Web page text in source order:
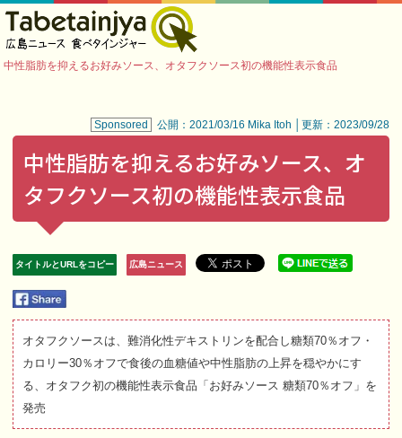
中性脂肪を抑えるお好みソース、オタフクソース初の機能性表示食品
Sponsored 公開：2021/03/16 Mika Itoh │更新：2023/09/28
中性脂肪を抑えるお好みソース、オ
タフクソース初の機能性表示食品
タイトルとURLをコピー 広島ニュース
オタフクソースは、難消化性デキストリンを配合し糖類70％オフ・
カロリー30％オフで食後の血糖値や中性脂肪の上昇を穏やかにす
る、オタフク初の機能性表示食品「お好みソース 糖類70％オフ」を
発売